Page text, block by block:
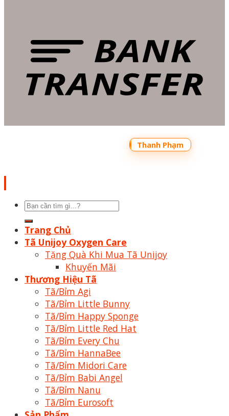
Thanh Phạm
Tìm
Trang Chủ
Tã Unijoy Oxygen Care
Tặng Quà Khi Mua Tã Unijoy
Khuyến Mãi
Thương Hiệu Tã
Tã/Bỉm Agi
Tã/Bỉm Little Bunny
Tã/Bỉm Happy Sponge
Tã/Bỉm Little Red Hat
Tã/Bỉm Every Chu
Tã/Bỉm HannaBee
Tã/Bỉm Midori Care
Tã/Bỉm Babi Angel
Tã/Bỉm Nanu
Tã/Bỉm Eurosoft